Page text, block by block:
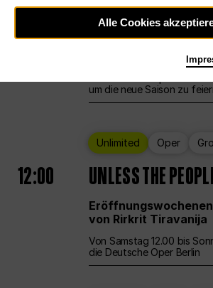
12:00
um die neue Saison zu
Unlimited Oper
12:00 UNLESS THE
von Rirkrit Tiravanija
Von Samstag 12.00 bis
die Deutsche Oper Berlin
Alle Cookies